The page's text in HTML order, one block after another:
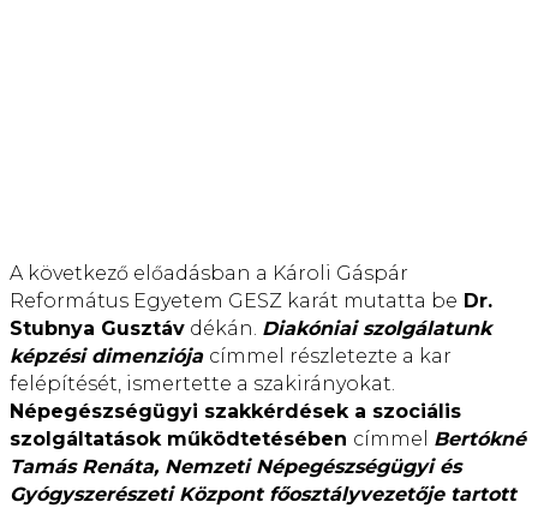
A következő előadásban a Károli Gáspár
Református Egyetem GESZ karát mutatta be Dr.
Stubnya Gusztáv dékán. Diakóniai szolgálatunk
képzési dimenziója címmel részletezte a kar
felépítését, ismertette a szakirányokat.
Népegészségügyi szakkérdések a szociális
szolgáltatások működtetésében címmel Bertókné
Tamás Renáta, Nemzeti Népegészségügyi és
Gyógyszerészeti Központ főosztályvezetője tartott